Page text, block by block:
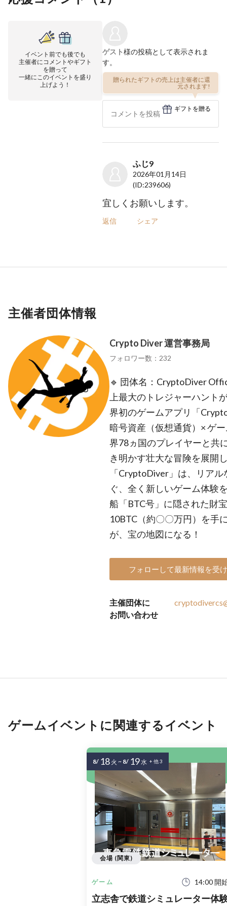
イベント前でも後でも
主催者にコメントやギフト
を贈って
一緒にこのイベントを盛り
上げよう！
ゲスト様の投稿として表示されま
す。
贈られたギフトの売上は主催者に還
元されます!
ギフトを贈る
ふじ9
2026年01月14日
(ID:239606)
宜しくお願いします。
返信 シェア
主催者団体情報
Crypto Diver 運営事務局
フォロワー数：232
🔹 団体名：CryptoDiver
上最大のトレジャーハント
界初のゲームアプリ「
暗号資産（仮想通貨）× ゲ
界78ヵ国のプレイヤーと共
き明かす壮大な冒険を展開
「CryptoDiver」は、リア
ぐ、全く新しいゲーム体験
船「BTC号」に隠された財
10BTC（約〇〇万円）を手
が、宝の地図になる！
フォローして最新情報を受
主催団体に
お問い合わせ
ゲームイベントに関連するイベント
ゲーム 14:00 開
立志舎で鉄道シミュレーター体
会場 (関東)
8/ 18 火 ~ 8/ 19水 + 他 3